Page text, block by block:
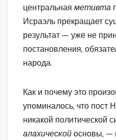
центральная метивта
Исраэль прекращает
результат — уже не
постановления,
народа.
Как и почему это
упоминалось, что пост
никакой политической
алахическойосновы, —